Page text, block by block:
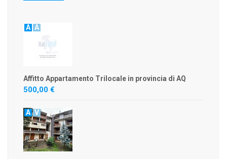
A A
Affitto Appartamento Trilocale in provincia di AQ
500,00 €
A V